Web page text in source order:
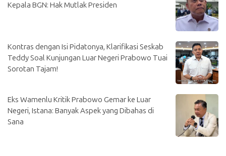
Kepala BGN: Hak Mutlak Presiden
Kontras dengan Isi Pidatonya, Klarifikasi Seskab
Teddy Soal Kunjungan Luar Negeri Prabowo Tuai
Sorotan Tajam!
Eks Wamenlu Kritik Prabowo Gemar ke Luar
Negeri, Istana: Banyak Aspek yang Dibahas di
Sana